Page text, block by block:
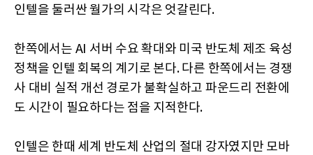
인텔을 둘러싼 월가의 시각은 엇갈린다.
한쪽에서는 AI 서버 수요 확대와 미국 반도체 제조 육성
정책을 인텔 회복의 계기로 본다. 다른 한쪽에서는 경쟁
사 대비 실적 개선 경로가 불확실하고 파운드리 전환에
도 시간이 필요하다는 점을 지적한다.
인텔은 한때 세계 반도체 산업의 절대 강자였지만 모바